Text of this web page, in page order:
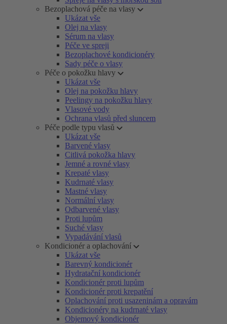
Bezoplachová péče na vlasy
Ukázat vše
Olej na vlasy
Sérum na vlasy
Péče ve spreji
Bezoplachové kondicionéry
Sady péče o vlasy
Péče o pokožku hlavy
Ukázat vše
Olej na pokožku hlavy
Peelingy na pokožku hlavy
Vlasové vody
Ochrana vlasů před sluncem
Péče podle typu vlasů
Ukázat vše
Barvené vlasy
Citlivá pokožka hlavy
Jemné a rovné vlasy
Krepaté vlasy
Kudrnaté vlasy
Mastné vlasy
Normální vlasy
Odbarvené vlasy
Proti lupům
Suché vlasy
Vypadávání vlasů
Kondicionér a oplachování
Ukázat vše
Barevný kondicionér
Hydratační kondicionér
Kondicionér proti lupům
Kondicionér proti krepatění
Oplachování proti usazeninám a opravám
Kondicionéry na kudrnaté vlasy
Objemový kondicionér